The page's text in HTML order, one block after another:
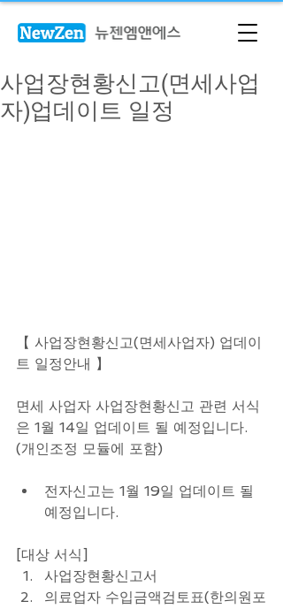
사업장현황신고(면세사업
자)업데이트 일정
【 사업장현황신고(면세사업자) 업데이
트 일정안내 】
면세 사업자 사업장현황신고 관련 서식
은 1월 14일 업데이트 될 예정입니다.
(개인조정 모듈에 포함)
전자신고는 1월 19일 업데이트 될
예정입니다.
[대상 서식]
사업장현황신고서
의료업자 수입금액검토표(한의원포